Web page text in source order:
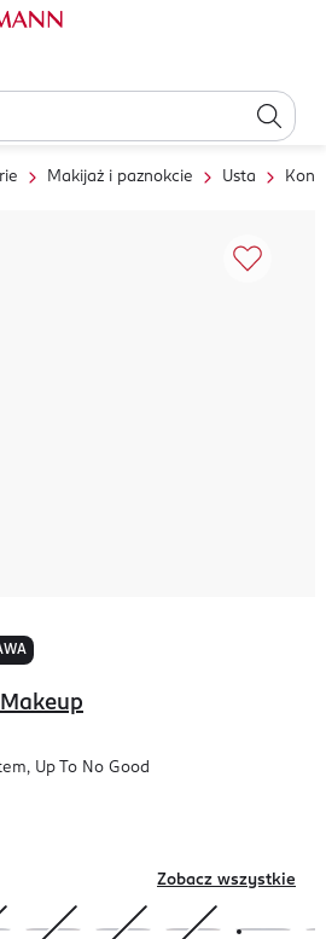
Makijaż i paznokcie Usta
Up To No Good
Zobacz wszystkie